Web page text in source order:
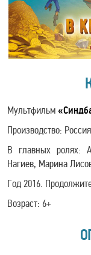
Мультфильм
Производство:
В главных ролях:
Нагиев, Марина
Год 2016.
Возраст: 6+